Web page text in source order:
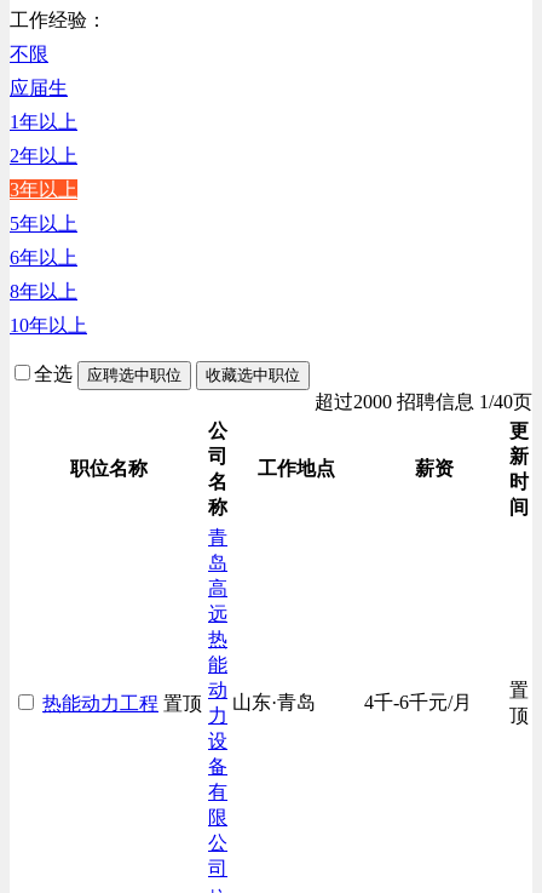
工作经验：
不限
应届生
1年以上
2年以上
3年以上
5年以上
6年以上
8年以上
10年以上
全选 应聘选中职位 收藏选中职位
超过2000 招聘信息 1/40页
职位名称
公
司
名
称
工作地点 薪资
更
新
时
间
热能动力工程 置顶
青
岛
高
远
热
能
动
力
设
备
有
限
公
司
山东·青岛 4千-6千元/月
置
顶